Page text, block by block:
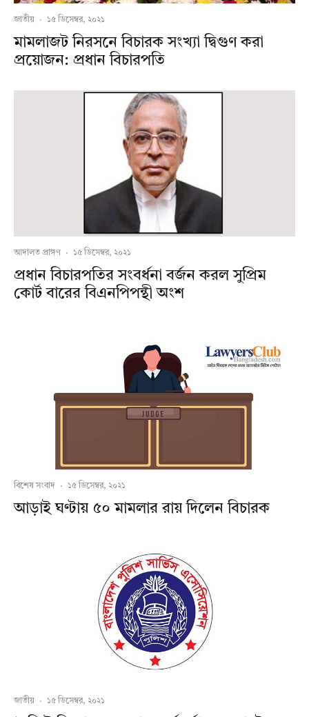
জাতীয় · ১৫ ডিসেম্বর, ২০২১
মামলাজট নিরসনে বিচারক সংখ্যা দ্বিগুণ করা
প্রয়োজন: প্রধান বিচারপতি
আদালত প্রাঙ্গণ · ১৫ ডিসেম্বর, ২০২১
প্রধান বিচারপতির সংবর্ধনা বর্জন করল সুপ্রিম
কোর্ট বারের বিএনপিপন্থী অংশ
বিশেষ সংবাদ · ১৫ ডিসেম্বর, ২০২১
আড়াই ঘণ্টায় ৫০ মামলার রায় দিলেন বিচারক
জাতীয় · ১৫ ডিসেম্বর, ২০২১